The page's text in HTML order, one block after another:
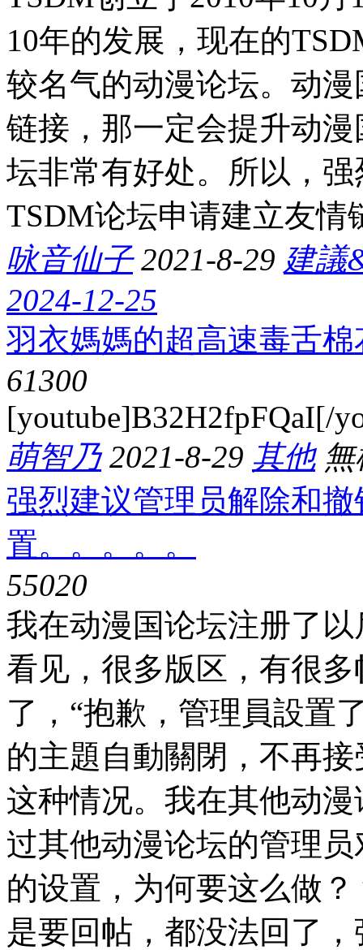
10年的发展，现在的
较名气的动漫论坛。动
链接，那一定会提升动
坛非常有好处。所以，
TSDM论坛申请建立友情
咏音仙子 2021-8-29 建議
2024-12-25
羽衣媽媽的超高速毒舌
61300
[youtube]B32H2fpFQaI[/
萌智乃 2021-8-29 其他
强烈建议管理员解除和
置。。。。。
55020
我在动漫国论坛注册了
看见，很多版区，有很
了，“抱歉，管理員設置
的主題自動關閉，不再
这种情况。我在其他动
过其他动漫论坛的管理
的设置，为何要这么做
是要回帖，都没法回了